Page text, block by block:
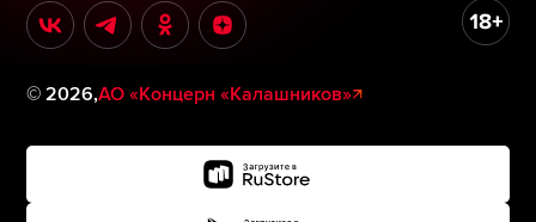
©2026,АО «Концерн «Калашников»